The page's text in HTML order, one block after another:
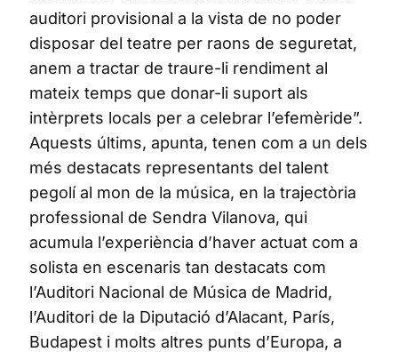
auditori provisional a la vista de no poder
disposar del teatre per raons de seguretat,
anem a tractar de traure-li rendiment al
mateix temps que donar-li suport als
intèrprets locals per a celebrar l’efemèride”.
Aquests últims, apunta, tenen com a un dels
més destacats representants del talent
pegolí al mon de la música, en la trajectòria
professional de Sendra Vilanova, qui
acumula l’experiència d’haver actuat com a
solista en escenaris tan destacats com
l’Auditori Nacional de Música de Madrid,
l’Auditori de la Diputació d’Alacant, París,
Budapest i molts altres punts d’Europa, a